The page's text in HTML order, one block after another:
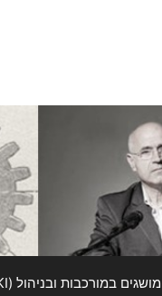
מושגים במורכבות ובניהול (WIKI)